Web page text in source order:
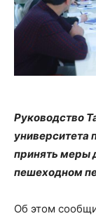
Руководство
университета
принять меры
пешеходном
Об этом